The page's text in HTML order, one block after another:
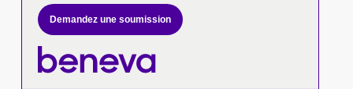
Demandez une soumission